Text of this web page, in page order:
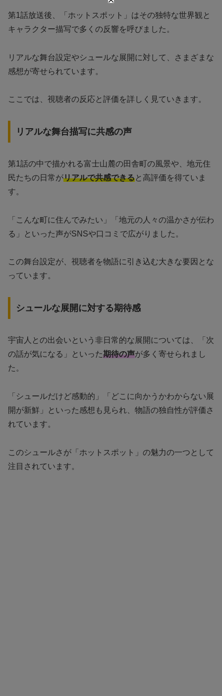
第1話放送後、「ホットスポット」はその独特な世界観と
キャラクター描写で多くの反響を呼びました。
リアルな舞台設定やシュールな展開に対して、さまざまな
感想が寄せられています。
ここでは、視聴者の反応と評価を詳しく見ていきます。
リアルな舞台描写に共感の声
第1話の中で描かれる富士山麓の田舎町の風景や、地元住
民たちの日常がリアルで共感できると高評価を得ていま
す。
「こんな町に住んでみたい」「地元の人々の温かさが伝わ
る」といった声がSNSや口コミで広がりました。
この舞台設定が、視聴者を物語に引き込む大きな要因とな
っています。
シュールな展開に対する期待感
宇宙人との出会いという非日常的な展開については、「次
の話が気になる」といった期待の声が多く寄せられまし
た。
「シュールだけど感動的」「どこに向かうかわからない展
開が新鮮」といった感想も見られ、物語の独自性が評価さ
れています。
このシュールさが「ホットスポット」の魅力の一つとして
注目されています。